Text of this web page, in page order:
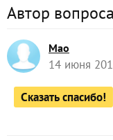
Автор
Mao
14 июня
Сказать спасибо!